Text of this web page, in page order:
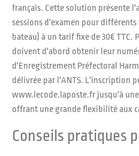
français. Cette solution présente
sessions d'examen pour
bateau) à un tarif fixe de 30€ TTC.
doivent d'abord obtenir leur
d'Enregistrement Préfectoral
délivrée par l'ANTS. L'inscription
www.lecode.laposte.fr jusqu'à
offrant une grande flexibilité aux
Conseils pratiques